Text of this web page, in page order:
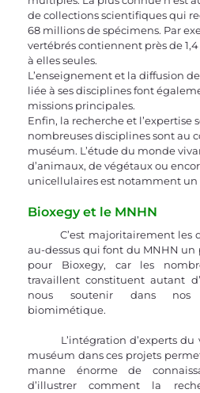
de collections scientifiques qui
68 millions de spécimens. Par
vertébrés contiennent près de
à elles seules.
L’enseignement et la diffusion
liée à ses disciplines font
missions principales.
Enfin, la recherche et l’expertise
nombreuses disciplines sont au
muséum. L’étude du monde
d’animaux, de végétaux ou
unicellulaires est notamment un
Bioxegy et le MNHN
	C’est majoritairement les dernières missions citées
au-dessus qui font du MNHN
pour Bioxegy, car les
travaillent constituent autant
nous soutenir dans nos
biomimétique.
muséum dans ces projets
manne énorme de
d’illustrer comment la